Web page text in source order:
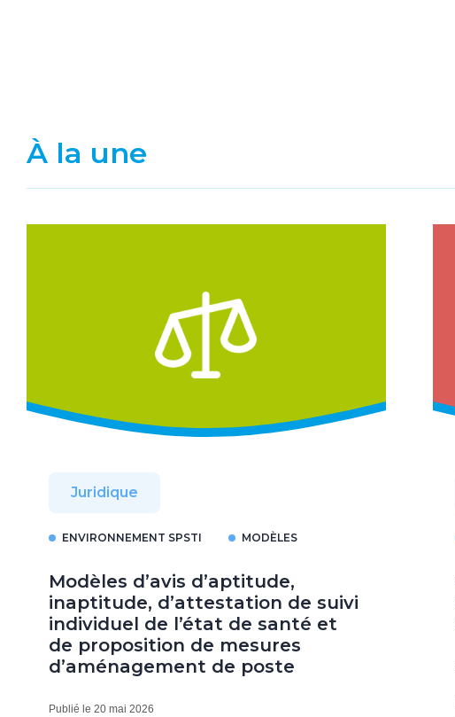
À la une
Juridique
ENVIRONNEMENT SPSTI MODÈLES
Modèles d’avis d’aptitude,
inaptitude, d’attestation de suivi
individuel de l’état de santé et
de proposition de mesures
d’aménagement de poste
Publié le 20 mai 2026